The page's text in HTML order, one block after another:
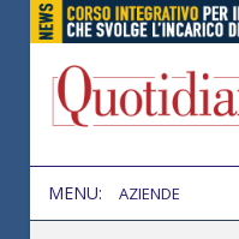
MENU: AZIENDE